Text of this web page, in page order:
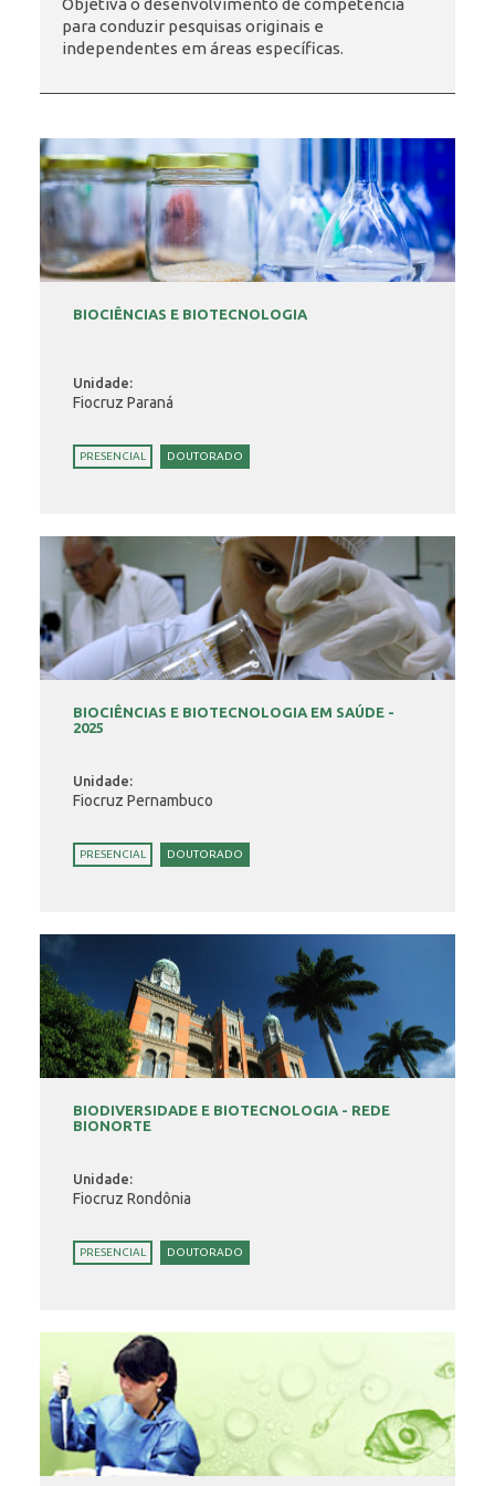
CONTATO
Objetiva o desenvolvimento de competência
para conduzir pesquisas originais e
independentes em áreas específicas.
BIOCIÊNCIAS E BIOTECNOLOGIA
Unidade:
Fiocruz Paraná
PRESENCIAL DOUTORADO
BIOCIÊNCIAS E BIOTECNOLOGIA EM SAÚDE -
2025
Unidade:
Fiocruz Pernambuco
PRESENCIAL DOUTORADO
BIODIVERSIDADE E BIOTECNOLOGIA - REDE
BIONORTE
Unidade:
Fiocruz Rondônia
PRESENCIAL DOUTORADO